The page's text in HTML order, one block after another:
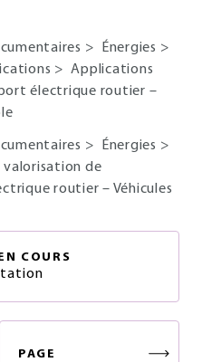
> Énergies >
>Applications
électrique routier –
> Énergies >
de
routier – Véhicules
COURS
PAGE